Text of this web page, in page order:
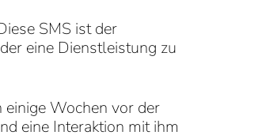
SMS ist der
eine Dienstleistung zu
einige Wochen vor der
eine Interaktion mit ihm